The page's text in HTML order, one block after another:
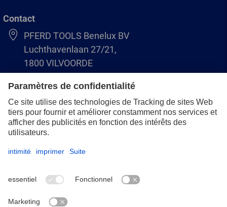
Contact
PFERD TOOLS Benelux BV
Luchthavenlaan 27/21,
1800 VILVOORDE
(BE) +32 (0)2 247 05 90
(NL) +31 (0)76 5937090
info-benelux@pferd.com
Protection des données
CGV